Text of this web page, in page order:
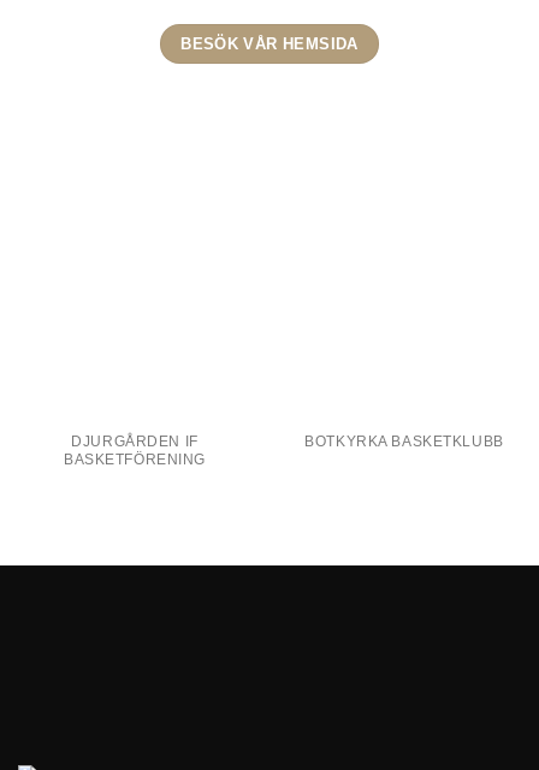
BESÖK VÅR HEMSIDA
DJURGÅRDEN IF
BASKETFÖRENING
BOTKYRKA BASKETKLUBB